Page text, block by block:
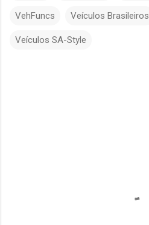
VehFuncs Veículos Brasileiros
Veículos SA-Style